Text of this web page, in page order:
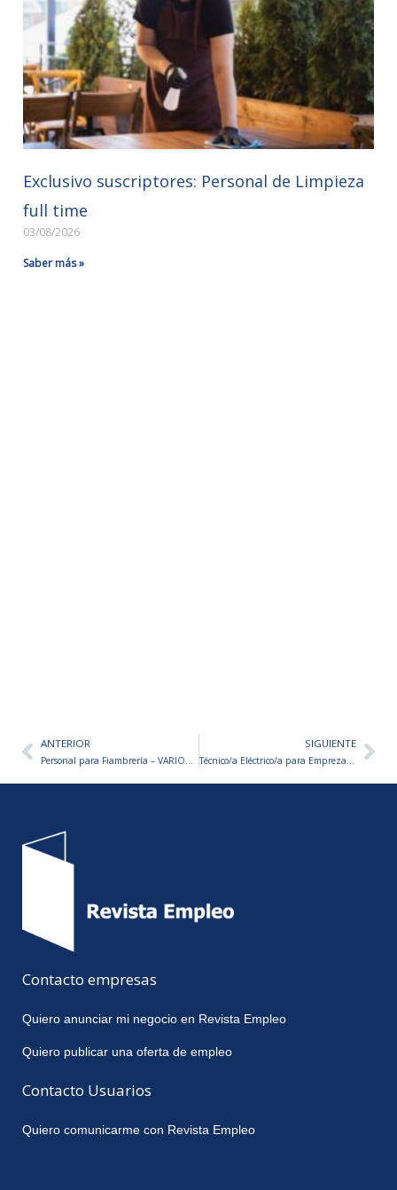
Exclusivo suscriptores: Personal de Limpieza
full time
03/08/2026
Saber más »
AntANTERIOR
Personal para Fiambrería – VARIOS PUESTOS A CUBRIR
SIGUIENTE
Técnico/a Eléctrico/a para Empreza de Servicios Generales
Contacto empresas
Quiero anunciar mi negocio en Revista Empleo
Quiero publicar una oferta de empleo
Contacto Usuarios
Quiero comunicarme con Revista Empleo